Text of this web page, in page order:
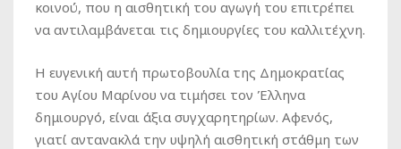
κοινού, που η αισθητική του αγωγή του επιτρέπει
να αντιλαμβάνεται τις δημιουργίες του καλλιτέχνη.
Η ευγενική αυτή πρωτοβουλία της Δημοκρατίας
του Αγίου Μαρίνου να τιμήσει τον Έλληνα
δημιουργό, είναι άξια συγχαρητηρίων. Αφενός,
γιατί αντανακλά την υψηλή αισθητική στάθμη των